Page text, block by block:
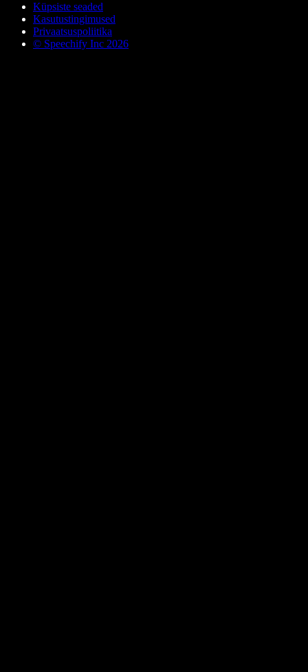
Küpsiste seaded
Kasutustingimused
Privaatsuspoliitika
© Speechify Inc 2026